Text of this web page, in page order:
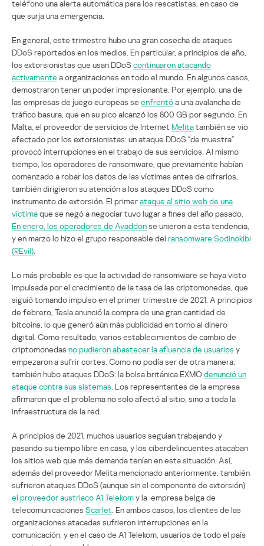
teléfono una alerta automática para los rescatistas, en caso de
que surja una emergencia.
En general, este trimestre hubo una gran cosecha de ataques
DDoS reportados en los medios. En particular, a principios de año,
los extorsionistas que usan DDoS continuaron atacando
activamente a organizaciones en todo el mundo. En algunos casos,
demostraron tener un poder impresionante. Por ejemplo, una de
las empresas de juego europeas se enfrentóa una avalancha de
tráfico basura, que en su pico alcanzó los 800 GB por segundo. En
Malta, el proveedor de servicios de Internet Melitatambién se vio
afectado por los extorsionistas: un ataque DDoS “de muestra”
provocó interrupciones en el trabajo de sus servicios. Al mismo
tiempo, los operadores de ransomware, que previamente habían
comenzado a robar los datos de las víctimas antes de cifrarlos,
también dirigieron su atención a los ataques DDoS como
instrumento de extorsión. El primerataque al sitio web de una
víctimaque se negó a negociar tuvo lugar a fines del año pasado.
En enero, los operadores de Avaddonse unieron a esta tendencia,
y en marzo lo hizo el grupo responsable del ransomware Sodinokibi
(REvil)
Lo más probable es que la actividad de ransomware se haya visto
impulsada por el crecimiento de la tasa de las criptomonedas, que
siguió tomando impulso en el primer trimestre de 2021. A principios
de febrero, Tesla anunció la compra de una gran cantidad de
bitcoins, lo que generó aún más publicidad en torno al dinero
digital. Como resultado, varios establecimientos de cambio de
criptomonedas no pudieron abastecer la afluencia de usuarios y
empezaron a sufrir cortes. Como no podía ser de otra manera,
también hubo ataques DDoS: la bolsa británica EXMO denunció un
ataque contra sus sistemas . Los representantes de la empresa
afirmaron que el problema no solo afectó al sitio, sino a toda la
infraestructura de la red.
A principios de 2021, muchos usuarios seguían trabajando y
pasando su tiempo libre en casa, y los ciberdelincuentes atacaban
los sitios web que más demanda tenían en esta situación. Así,
además del proveedor Melita mencionado anteriormente, también
sufrieron ataques DDoS (aunque sin el componente de extorsión)
el proveedor austriaco A1 Telekomy la empresa belga de
telecomunicaciones Scarlet . En ambos casos, los clientes de las
organizaciones atacadas sufrieron interrupciones en la
comunicación, y en el caso de A1 Telekom, usuarios de todo el país